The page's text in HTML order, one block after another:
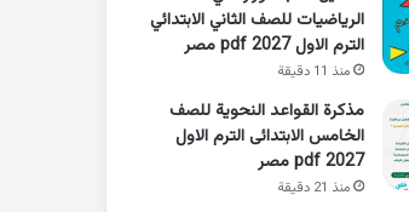
الرياضيات للصف الثاني الابتدائي
الترم الاول 2027 pdf مصر
منذ 11 دقيقة
مذكرة القواعد النحوية للصف
الخامس الابتدائى الترم الاول
2027 pdf مصر
منذ 21 دقيقة